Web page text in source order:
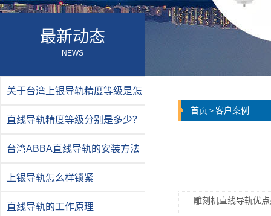
最新动态
NEWS
关于台湾上银导轨精度等级是怎
么分
直线导轨精度等级分别是多少？
台湾ABBA直线导轨的安装方法
上银导轨怎么样锁紧
直线导轨的工作原理
首页 > 客户案例
雕刻机直线导轨优